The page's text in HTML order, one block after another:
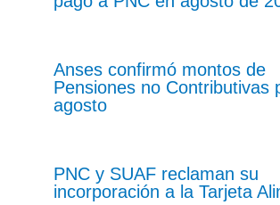
Anses confirmó montos de
Pensiones no Contributivas
agosto
PNC y SUAF reclaman su
incorporación a la Tarjeta